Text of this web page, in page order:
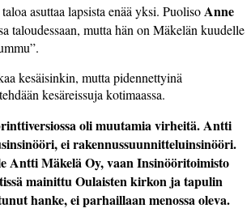
asuttaa lapsista enää yksi. PuolisoAnne
taloudessaan, mutta hän on Mäkelän kuudelle
kesäisinkin, mutta pidennettyinä
kesäreissuja kotimaassa.
oli muutamia virheitä. Antti
ei rakennussuunnitteluinsinööri.
Antti Mäkelä Oy, vaan Insinööritoimisto
mainittu Oulaisten kirkon ja tapulin
hanke, ei parhaillaan menossa oleva.